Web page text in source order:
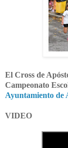
El Cross de
Campeonato
Ayuntamiento de
VIDEO